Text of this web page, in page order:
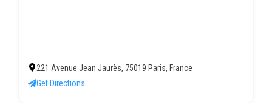
221 Avenue Jean Jaurès, 75019 Paris, France
Get Directions